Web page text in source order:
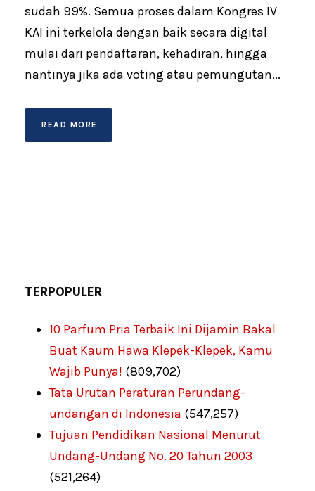
sudah 99%. Semua proses dalam Kongres IV
KAI ini terkelola dengan baik secara digital
mulai dari pendaftaran, kehadiran, hingga
nantinya jika ada voting atau pemungutan...
READ MORE
TERPOPULER
10 Parfum Pria Terbaik Ini Dijamin Bakal
Buat Kaum Hawa Klepek-Klepek, Kamu
Wajib Punya! (809,702)
Tata Urutan Peraturan Perundang-
undangan di Indonesia (547,257)
Tujuan Pendidikan Nasional Menurut
Undang-Undang No. 20 Tahun 2003
(521,264)